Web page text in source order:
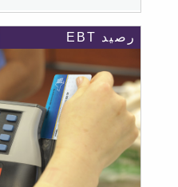
رصيد EBT